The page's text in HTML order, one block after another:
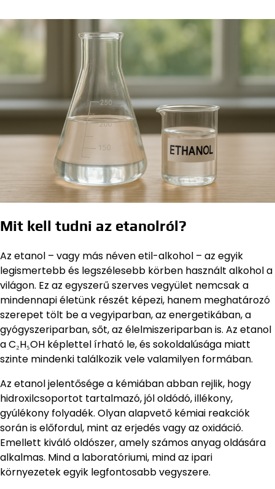
Mit kell tudni az etanolról?
Az etanol – vagy más néven etil-alkohol – az egyik
legismertebb és legszélesebb körben használt alkohol a
világon. Ez az egyszerű szerves vegyület nemcsak a
mindennapi életünk részét képezi, hanem meghatározó
szerepet tölt be a vegyiparban, az energetikában, a
gyógyszeriparban, sőt, az élelmiszeriparban is. Az etanol
a C₂H₅OH képlettel írható le, és sokoldalúsága miatt
szinte mindenki találkozik vele valamilyen formában.
Az etanol jelentősége a kémiában abban rejlik, hogy
hidroxilcsoportot tartalmazó, jól oldódó, illékony,
gyúlékony folyadék. Olyan alapvető kémiai reakciók
során is előfordul, mint az erjedés vagy az oxidáció.
Emellett kiváló oldószer, amely számos anyag oldására
alkalmas. Mind a laboratóriumi, mind az ipari
környezetek egyik legfontosabb vegyszere.